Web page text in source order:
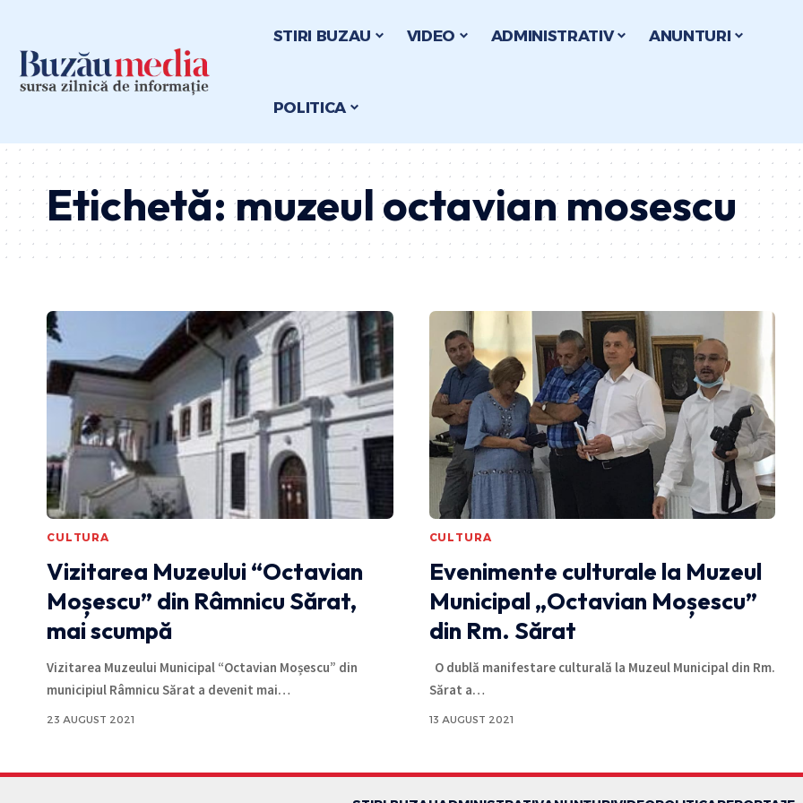
STIRI BUZAU VIDEO ADMINISTRATIV ANUNTURI
POLITICA
Etichetă:muzeul octavian mosescu
CULTURA
Vizitarea Muzeului “Octavian
Moșescu” din Râmnicu Sărat,
mai scumpă
Vizitarea Muzeului Municipal “Octavian Moșescu” din
municipiul Râmnicu Sărat a devenit mai…
23 AUGUST 2021
CULTURA
Evenimente culturale la Muzeul
Municipal „Octavian Moșescu”
din Rm. Sărat
O dublă manifestare culturală la Muzeul Municipal din Rm.
Sărat a…
13 AUGUST 2021